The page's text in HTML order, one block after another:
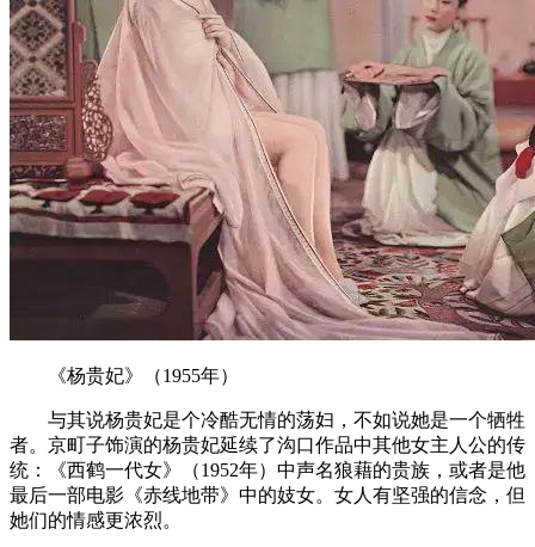
《杨贵妃》（1955年）
与其说杨贵妃是个冷酷无情的荡妇，不如说她是一个牺牲
者。京町子饰演的杨贵妃延续了沟口作品中其他女主人公的传
统：《西鹤一代女》（1952年）中声名狼藉的贵族，或者是他
最后一部电影《赤线地带》中的妓女。女人有坚强的信念，但
她们的情感更浓烈。